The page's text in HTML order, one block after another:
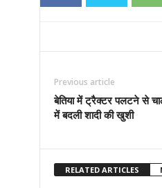
Previous article
बेतिया में ट्रैक्टर पलटने से
में बदली शादी की खुशी
RELATED ARTICLES